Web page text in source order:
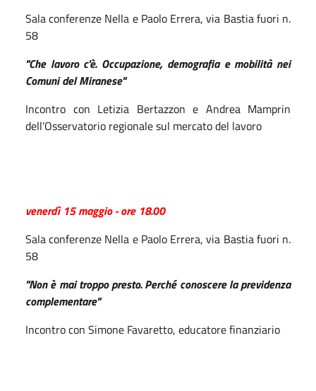
Sala conferenze Nella e Paolo Errera, via Bastia fuori n.
58
"Che lavoro c'è. Occupazione, demografia e mobilità nei
Comuni del Miranese"
Incontro con Letizia Bertazzon e Andrea Mamprin
dell’Osservatorio regionale sul mercato del lavoro
venerdì 15 maggio - ore 18.00
Sala conferenze Nella e Paolo Errera, via Bastia fuori n.
58
"Non è mai troppo presto. Perché conoscere la previdenza
complementare"
Incontro con Simone Favaretto, educatore finanziario